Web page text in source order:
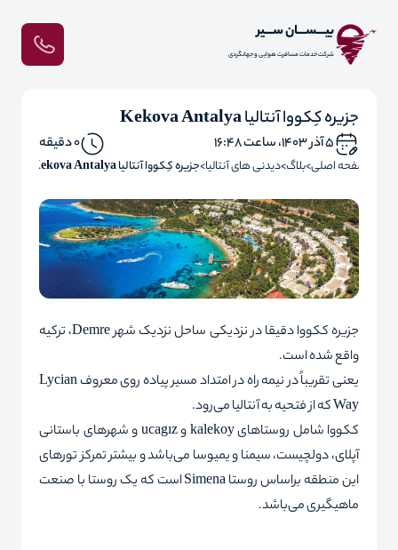
بیـــســـان ســـیر
شرکت خدمات مسافرت هوایی و جهانگردی
جزیره کِکووا آنتالیا Kekova Antalya
۵ آذر ۱۴۰۳، ساعت ۱۶:۴۸ 0 دقیقه
صفحه اصلی بلاگ دیدنی های آنتالیا جزیره کِکووا آنتالیا Kekova Antalya
جزیره ککووا دقیقا در نزدیکی ساحل نزدیک شهرDemre، ترکیه
واقع شده است.
یعنی تقریباً در نیمه راه در امتداد مسیر پیاده روی معروفLycian
Wayکه از فتحیه به آنتالیا می‌رود.
ككووا شامل روستاهایkalekoyوucagızو شهرهای باستانی
آپلای، دولچیست، سیمنا و یمیوسا می‌باشد و بیشتر تمرکز تورهای
این منطقه براساس روستاSimenaاست که یک روستا با صنعت
ماهیگیری می‌باشد.